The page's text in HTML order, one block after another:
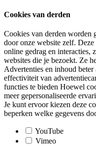
Cookies van derden
Cookies van derden worden
door onze website zelf.
online gedrag en interacties,
websites die je bezoekt. Ze
Advertenties en inhoud beter
effectiviteit van
functies te bieden Hoewel
meer gepersonaliseerde
Je kunt ervoor kiezen deze
beperken welke gegevens
YouTube
Vimeo